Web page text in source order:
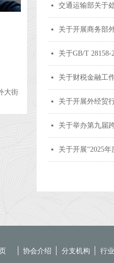
넷 交通运输部关于
넷 关于开展商务部
넷 关于GB/T
넷 关于财税金融工
넷 关于开展外经贸
넷 关于举办第九届
넷 关于开展“2025
大街
协会介绍 分支机构 行